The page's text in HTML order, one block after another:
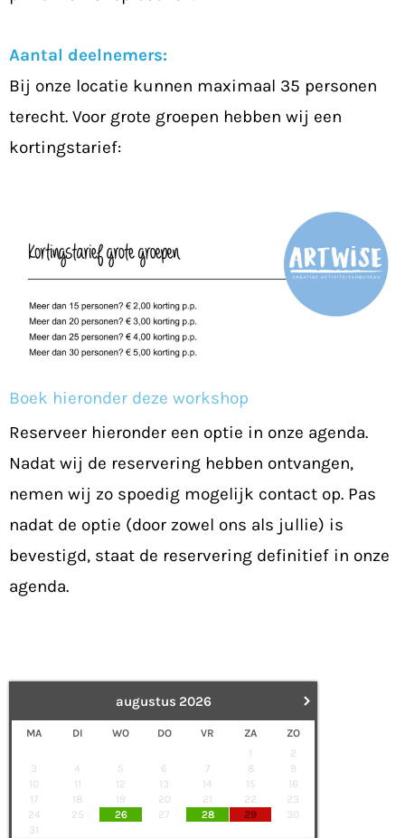
Aantal deelnemers:
Bij onze locatie kunnen maximaal 35 personen
terecht. Voor grote groepen hebben wij een
kortingstarief:
Boek hieronder deze workshop
Reserveer hieronder een optie in onze agenda.
Nadat wij de reservering hebben ontvangen,
nemen wij zo spoedig mogelijk contact op. Pas
nadat de optie (door zowel ons als jullie) is
bevestigd, staat de reservering definitief in onze
agenda.
›
augustus 2026
MA DI WO DO VR ZA
ZO
1
2
3
4 5 6 7 8
9
10
11 12 13 14 15
16
17
18 19 20 21 22
23
24
25 26 27 28 29
30
31